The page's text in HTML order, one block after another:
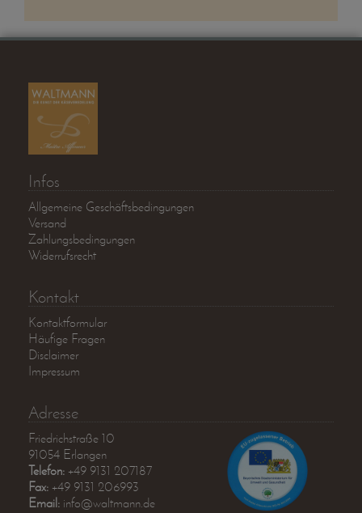
Infos
Allgemeine Geschäftsbedingungen
Versand
Zahlungsbedingungen
Widerrufsrecht
Kontakt
Kontaktformular
Häufige Fragen
Disclaimer
Impressum
Adresse
Friedrichstraße 10
91054 Erlangen
Telefon: +49 9131 207187
Fax: +49 9131 206993
Email: info@waltmann.de